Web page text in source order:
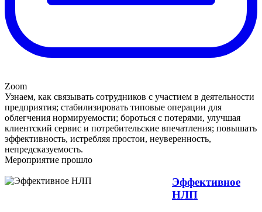
Zoom
Узнаем, как связывать сотрудников с участием в деятельности
предприятия; стабилизировать типовые операции для
облегчения нормируемости; бороться с потерями, улучшая
клиентский сервис и потребительские впечатления; повышать
эффективность, истребляя простои, неуверенность,
непредсказуемость.
Мероприятие прошло
Эффективное
НЛП